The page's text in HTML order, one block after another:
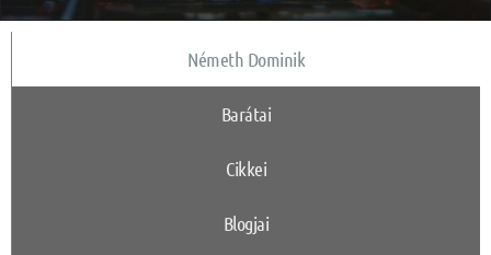
Németh Dominik
Barátai
Cikkei
Blogjai